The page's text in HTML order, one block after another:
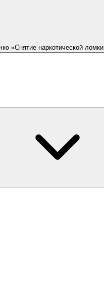
«Снятие наркотической